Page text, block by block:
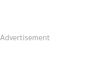
Advertisement